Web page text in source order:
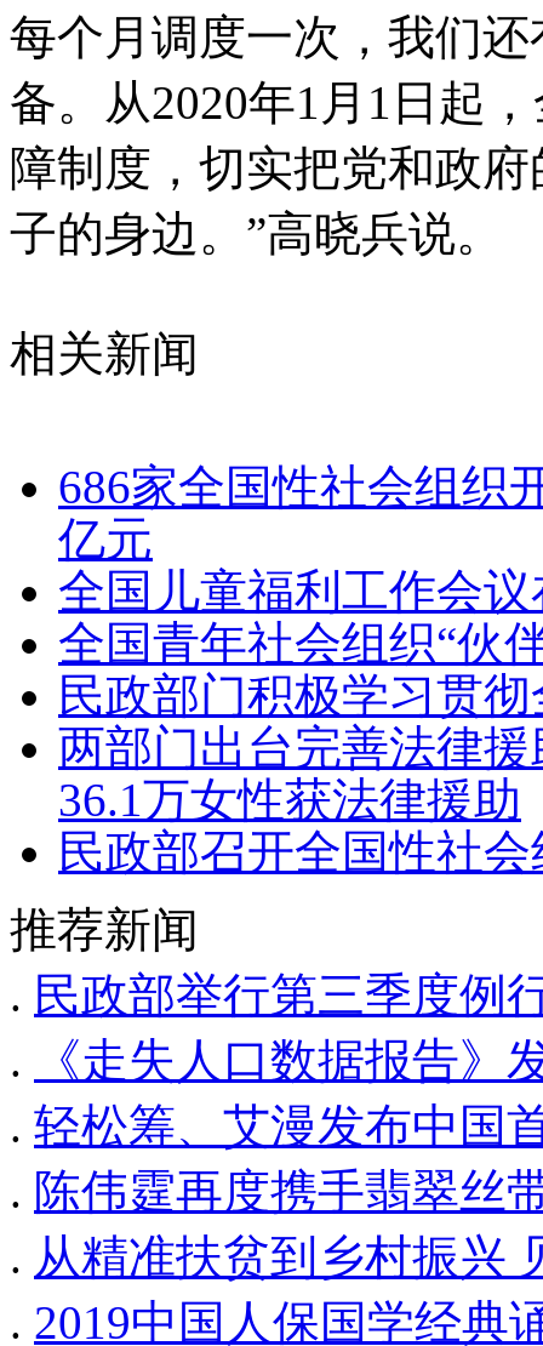
每个月调度一次，我们
备。从2020年1月1日起
障制度，切实把党和政
子的身边。”高晓兵说。
相关新闻
686家全国性社会组织
亿元
全国儿童福利工作会
全国青年社会组织“伙
民政部门积极学习贯
两部门出台完善法律
36.1万女性获法律援助
民政部召开全国性社
推荐新闻
. 民政部举行第三季度例
.
《走失人口数据报告》
. 轻松筹、艾漫发布中国
. 陈伟霆再度携手翡翠丝
. 从精准扶贫到乡村振兴
. 2019中国人保国学经典